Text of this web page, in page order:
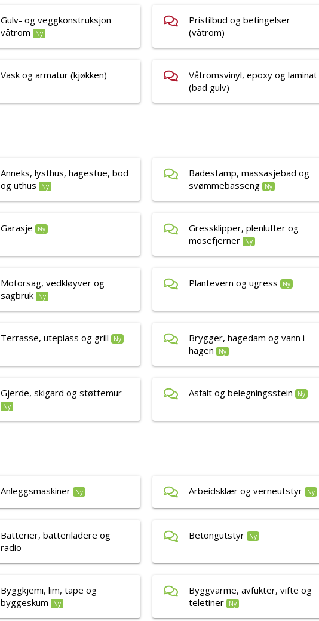
Gulv- og veggkonstruksjon
våtrom
Ny
Pristilbud og betingelser
(våtrom)
Vask og armatur (kjøkken)
Våtromsvinyl, epoxy og laminat
(bad gulv)
Anneks, lysthus, hagestue, bod
og uthus
Ny
Badestamp, massasjebad og
svømmebasseng
Ny
Garasje Ny
Gressklipper, plenlufter og
mosefjerner
Ny
Motorsag, vedkløyver og
sagbruk
Ny
Plantevern og ugress Ny
Terrasse, uteplass og grill Ny
Brygger, hagedam og vann i
hagen
Ny
Gjerde, skigard og støttemur
Ny
Asfalt og belegningsstein Ny
Anleggsmaskiner Ny Arbeidsklær og verneutstyr Ny
Batterier, batteriladere og
radio
Betongutstyr Ny
Byggkjemi, lim, tape og
byggeskum
Ny
Byggvarme, avfukter, vifte og
teletiner
Ny